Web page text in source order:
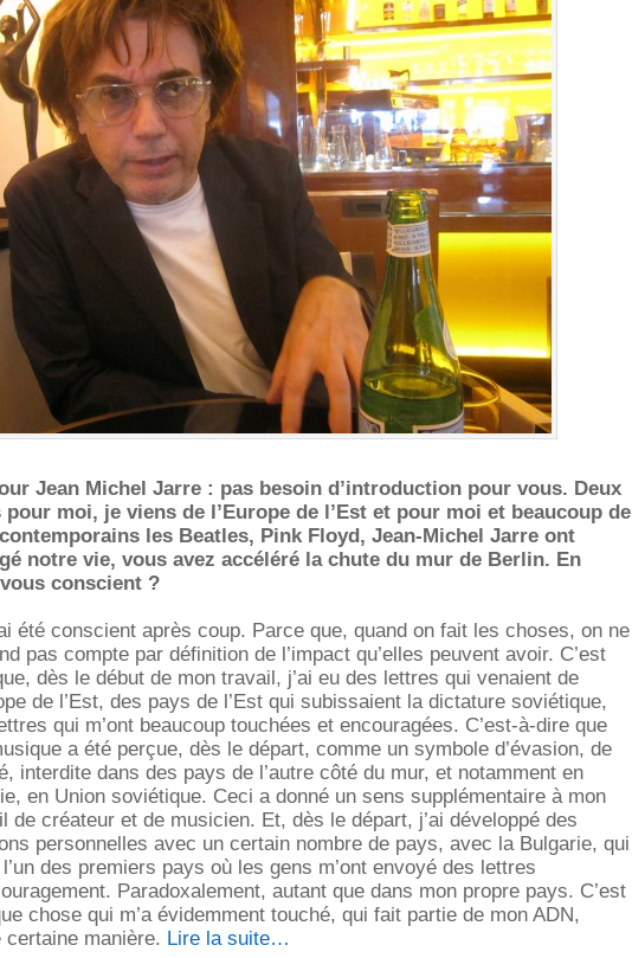
Jean Michel Jarre : pas besoin d’introduction pour vous. Deux
pour moi, je viens de l’Europe de l’Est et pour moi et beaucoup de
les Beatles, Pink Floyd, Jean-Michel Jarre ont
notre vie, vous avez accéléré la chute du mur de Berlin. En
conscient ?
été conscient après coup. Parce que, quand on fait les choses, on ne
pas compte par définition de l’impact qu’elles peuvent avoir. C’est
dès le début de mon travail, j’ai eu des lettres qui venaient de
de l’Est, des pays de l’Est qui subissaient la dictature soviétique,
qui m’ont beaucoup touchées et encouragées. C’est-à-dire que
a été perçue, dès le départ, comme un symbole d’évasion, de
interdite dans des pays de l’autre côté du mur, et notamment en
en Union soviétique. Ceci a donné un sens supplémentaire à mon
de créateur et de musicien. Et, dès le départ, j’ai développé des
personnelles avec un certain nombre de pays, avec la Bulgarie, qui
des premiers pays où les gens m’ont envoyé des lettres
Paradoxalement, autant que dans mon propre pays. C’est
chose qui m’a évidemment touché, qui fait partie de mon ADN,
certaine manière. Lire la suite…